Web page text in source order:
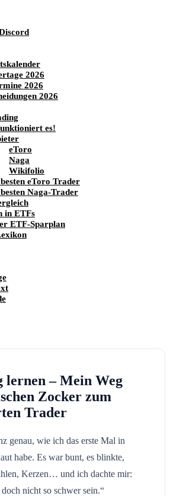
2026
2026
2026
es!
eToro
Naga
Wikifolio
eToro Trader
Naga-Trader
in ETFs
ETF-Sparplan
lernen – Mein Weg
Zocker zum
Trader
genau, wie ich das erste Mal in
habe. Es war bunt, es blinkte,
Kerzen… und ich dachte mir:
doch nicht so schwer sein.“